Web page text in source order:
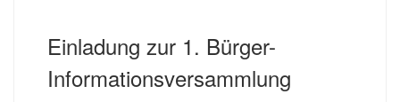
Einladung zur 1. Bürger-
Informationsversammlung